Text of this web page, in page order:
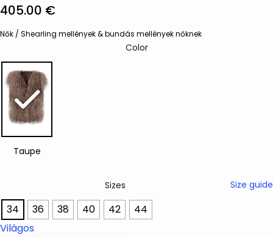
405.00 €
Nők / Shearling mellények & bundás mellények nőknek
Color
Sizes Size guide
34 36 38 40 42
44
Világos